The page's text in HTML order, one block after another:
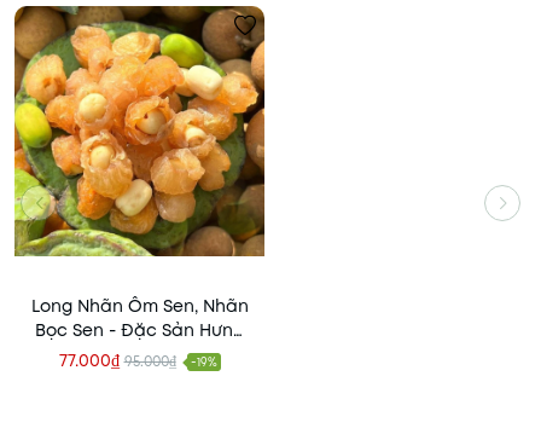
Long Nhãn Ôm Sen, Nhãn
Bọc Sen - Đặc Sản Hưng
Yên
77.000₫ 95.000₫ -19%